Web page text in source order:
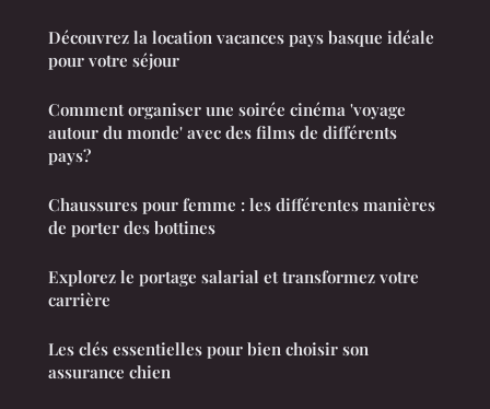
Découvrez la location vacances pays basque idéale
pour votre séjour
Comment organiser une soirée cinéma 'voyage
autour du monde' avec des films de différents
pays?
Chaussures pour femme : les différentes manières
de porter des bottines
Explorez le portage salarial et transformez votre
carrière
Les clés essentielles pour bien choisir son
assurance chien